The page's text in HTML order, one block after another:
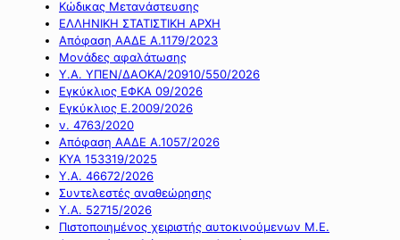
Κώδικας Μετανάστευσης
ΕΛΛΗΝΙΚΗ ΣΤΑΤΙΣΤΙΚΗ ΑΡΧΗ
Απόφαση ΑΑΔΕ Α.1179/2023
Μονάδες αφαλάτωσης
Υ.Α. ΥΠΕΝ/ΔΑΟΚΑ/20910/550/2026
Εγκύκλιος ΕΦΚΑ 09/2026
Εγκύκλιος Ε.2009/2026
ν. 4763/2020
Απόφαση ΑΑΔΕ Α.1057/2026
ΚΥΑ 153319/2025
Υ.Α. 46672/2026
Συντελεστές αναθεώρησης
Υ.Α. 52715/2026
Πιστοποιημένος χειριστής αυτοκινούμενων Μ.Ε.